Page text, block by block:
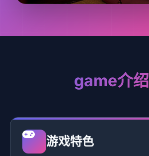
game介绍
游戏特色